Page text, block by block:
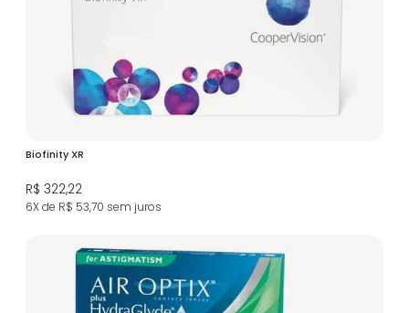
Biofinity XR
R$ 322,22
6X de R$ 53,70 sem juros